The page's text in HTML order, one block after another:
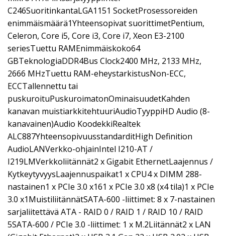
C246SuoritinkantaLGA1151 SocketProsessoreiden
enimmäismäärä1Yhteensopivat suorittimetPentium,
Celeron, Core i5, Core i3, Core i7, Xeon E3-2100
seriesTuettu RAMEnimmäiskoko64
GBTeknologiaDDR4Bus Clock2400 MHz, 2133 MHz,
2666 MHzTuettu RAM-eheystarkistusNon-ECC,
ECCTallennettu tai
puskuroituPuskuroimatonOminaisuudetKahden
kanavan muistiarkkitehtuuriAudioTyyppiHD Audio (8-
kanavainen)Audio KoodekkiRealtek
ALC887YhteensopivuusstandarditHigh Definition
AudioLANVerkko-ohjainIntel I210-AT /
I219LMVerkkoliitännät2 x Gigabit EthernetLaajennus /
KytkeytyvyysLaajennuspaikat1 x CPU4 x DIMM 288-
nastainen1 x PCIe 3.0 x161 x PCIe 3.0 x8 (x4 tila)1 x PCIe
3.0 x1MuistiliitännätSATA-600 -liittimet: 8 x 7-nastainen
sarjaliitettävä ATA - RAID 0 / RAID 1 / RAID 10 / RAID
5SATA-600 / PCIe 3.0 -liittimet: 1 x M.2Liitännät2 x LAN